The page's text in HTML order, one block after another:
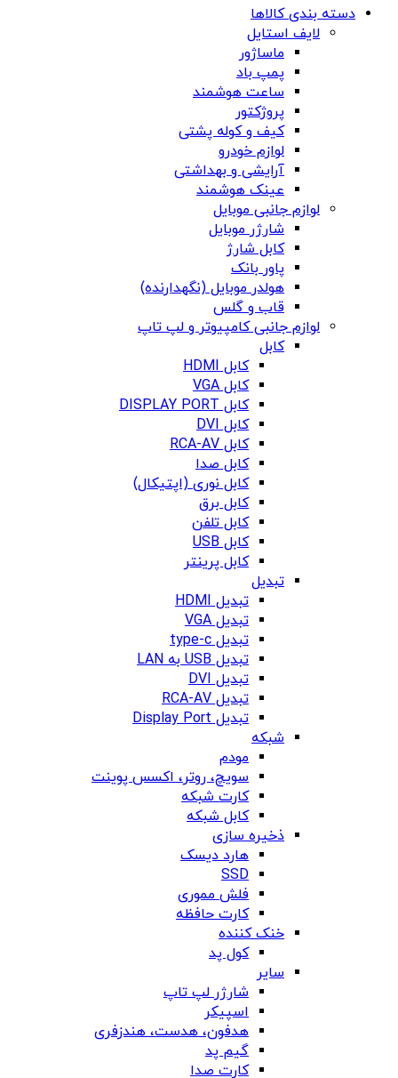
دسته بندی کالاها
لایف استایل
ماساژور
پمپ باد
ساعت هوشمند
پروژکتور
کیف و کوله پشتی
لوازم خودرو
آرایشی و بهداشتی
عینک هوشمند
لوازم جانبی موبایل
شارژر موبایل
کابل شارژ
پاور بانک
هولدر موبایل (نگهدارنده)
قاب و گلس
لوازم جانبی کامپیوتر و لپ تاپ
کابل
کابل HDMI
کابل VGA
کابل DISPLAY PORT
کابل DVI
کابل RCA-AV
کابل صدا
کابل نوری (اپتیکال)
کابل برق
کابل تلفن
کابل USB
کابل پرینتر
تبدیل
تبدیل HDMI
تبدیل VGA
تبدیل type-c
تبدیل USB به LAN
تبدیل DVI
تبدیل RCA-AV
تبدیل Display Port
شبکه
مودم
سویچ، روتر، اکسس پوینت
کارت شبکه
کابل شبکه
ذخیره سازی
هارد دیسک
SSD
فلش مموری
کارت حافظه
خنک کننده
کول پد
سایر
شارژر لپ تاپ
اسپیکر
هدفون، هدست، هندزفری
گیم پد
کارت صدا